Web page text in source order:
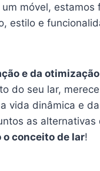
móvel, estamos
estilo e
e da
do seu lar,
vida dinâmica e
as alternativas
conceito de lar!